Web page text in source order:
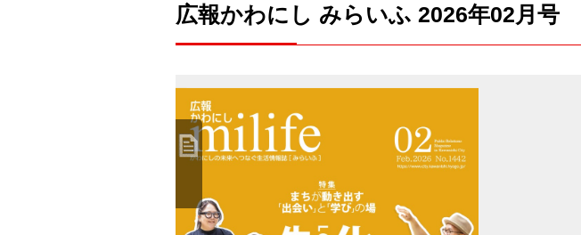
わたした
園田学
広報かわにし みらいふ 2026年02月号